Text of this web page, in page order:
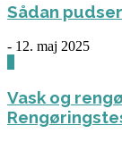
Sådan
- 12. maj 2025
Vask og